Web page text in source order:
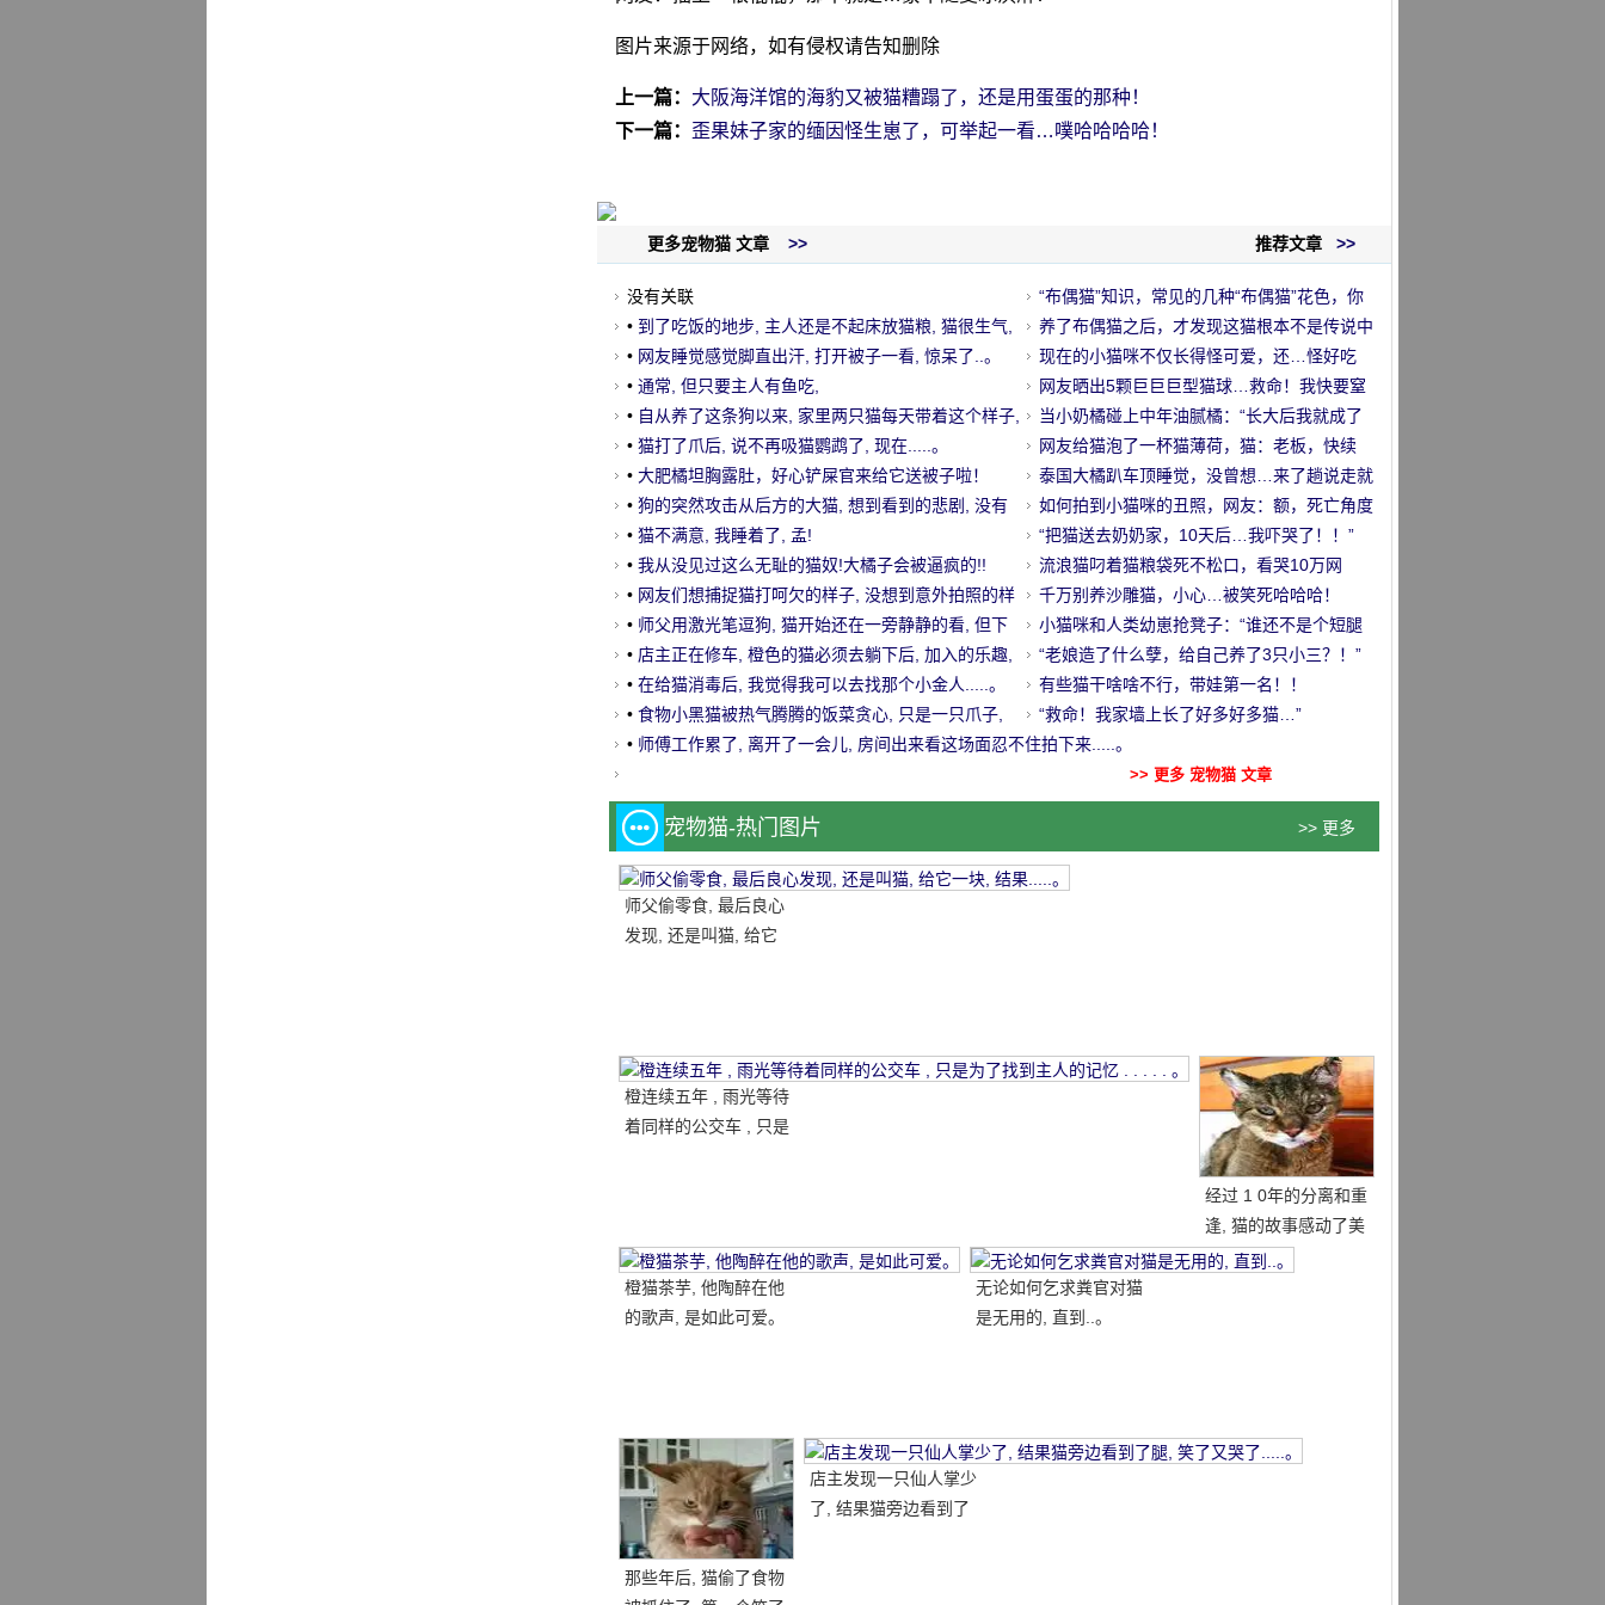
图片来源于网络，如有侵权请告知删除
上一篇： 大阪海洋馆的海豹又被猫糟蹋了，还是用蛋蛋的那种！
下一篇： 歪果妹子家的缅因怪生崽了，可举起一看…噗哈哈哈哈！
推荐文章 >>
更多宠物猫 文章 >>
“布偶猫”知识，常见的几种“布偶猫”花色，你
会区分吗？
养了布偶猫之后，才发现这猫根本不是传说中
的那么回事
现在的小猫咪不仅长得怪可爱，还…怪好吃
的！
网友晒出5颗巨巨巨型猫球…救命！我快要窒
息了！
当小奶橘碰上中年油腻橘：“长大后我就成了
你…”
网友给猫泡了一杯猫薄荷，猫：老板，快续
杯！
泰国大橘趴车顶睡觉，没曾想…来了趟说走就
走的旅行哈哈哈！
如何拍到小猫咪的丑照，网友：额，死亡角度
试试？
“把猫送去奶奶家，10天后…我吓哭了！！”
流浪猫叼着猫粮袋死不松口，看哭10万网
友…
千万别养沙雕猫，小心…被笑死哈哈哈！
小猫咪和人类幼崽抢凳子：“谁还不是个短腿
啊？！”
“老娘造了什么孽，给自己养了3只小三？！”
有些猫干啥啥不行，带娃第一名！！
“救命！我家墙上长了好多好多猫…”
没有关联
• 到了吃饭的地步, 主人还是不起床放猫粮, 猫很生气,
所以.....。
• 网友睡觉感觉脚直出汗, 打开被子一看, 惊呆了..。
• 通常, 但只要主人有鱼吃,
• 自从养了这条狗以来, 家里两只猫每天带着这个样子,
好怕.....。
• 猫打了爪后, 说不再吸猫鹦鹉了, 现在.....。
• 大肥橘坦胸露肚，好心铲屎官来给它送被子啦！
• 狗的突然攻击从后方的大猫, 想到看到的悲剧, 没有
想到..。
• 猫不满意, 我睡着了, 孟!
• 我从没见过这么无耻的猫奴!大橘子会被逼疯的!!
• 网友们想捕捉猫打呵欠的样子, 没想到意外拍照的样
子.....。
• 师父用激光笔逗狗, 猫开始还在一旁静静的看, 但下
一秒..。
• 店主正在修车, 橙色的猫必须去躺下后, 加入的乐趣,
不知道人们还在想..。
• 在给猫消毒后, 我觉得我可以去找那个小金人.....。
• 食物小黑猫被热气腾腾的饭菜贪心, 只是一只爪子,
笑着喷!
• 师傅工作累了, 离开了一会儿, 房间出来看这场面忍不住拍下来.....。
>> 更多 宠物猫 文章
宠物猫-热门图片 >> 更多
师父偷零食, 最后良心
发现, 还是叫猫, 给它
橙连续五年 , 雨光等待
着同样的公交车 , 只是
经过 1 0年的分离和重
逢, 猫的故事感动了美
国网民
橙猫茶芋, 他陶醉在他
的歌声, 是如此可爱。
无论如何乞求粪官对猫
是无用的, 直到..。
那些年后, 猫偷了食物
店主发现一只仙人掌少
了, 结果猫旁边看到了